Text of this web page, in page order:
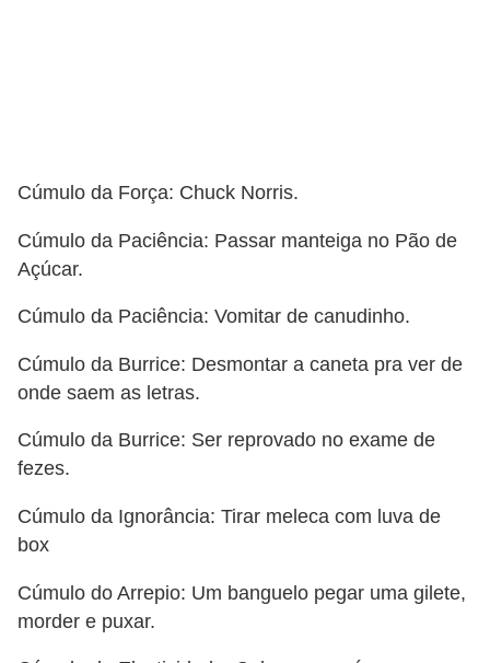
Cúmulo da Força: Chuck Norris.
Cúmulo da Paciência: Passar manteiga no Pão de
Açúcar.
Cúmulo da Paciência: Vomitar de canudinho.
Cúmulo da Burrice: Desmontar a caneta pra ver de
onde saem as letras.
Cúmulo da Burrice: Ser reprovado no exame de
fezes.
Cúmulo da Ignorância: Tirar meleca com luva de
box
Cúmulo do Arrepio: Um banguelo pegar uma gilete,
morder e puxar.
n
e
r
o
G
e
r
l
l